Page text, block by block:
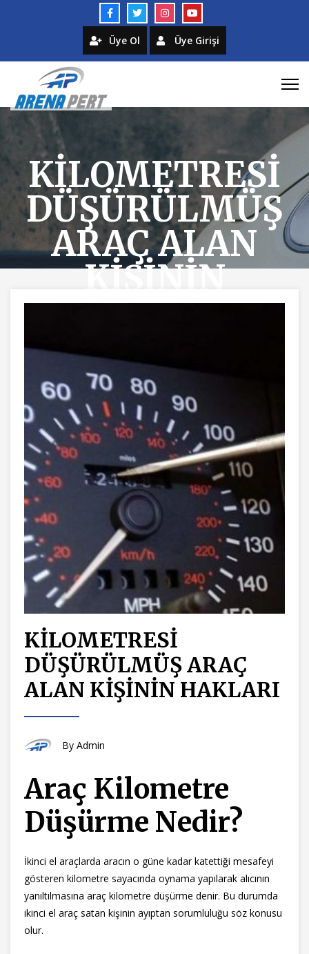
Üye Ol Üye Girişi
KİLOMETRESİ
DÜŞÜRÜLMÜŞ
ARAÇ ALAN
KİŞİNİN
HAKLARI
KİLOMETRESİ DÜŞÜRÜLMÜŞ ARAÇ ALAN KİŞİNİN HAKLARI
KİLOMETRESİ
DÜŞÜRÜLMÜŞ ARAÇ
ALAN KİŞİNİN HAKLARI
By Admin
Araç Kilometre
Düşürme Nedir?
İkinci el araçlarda aracın o güne kadar katettiği mesafeyi
gösteren kilometre sayacında oynama yapılarak alıcının
yanıltılmasına araç kilometre düşürme denir. Bu durumda
ikinci el araç satan kişinin ayıptan sorumluluğu söz konusu
olur.